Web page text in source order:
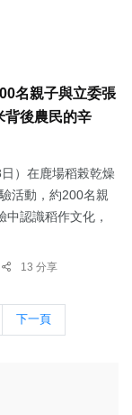
名親子與立委張
背後農民的辛
）在鹿場稻榖乾燥
活動，約200名親
認識稻作文化，
13 分享
下一頁